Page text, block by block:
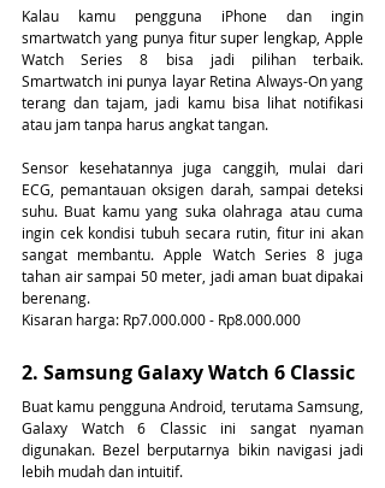
Kalau kamu pengguna iPhone dan ingin
smartwatch yang punya fitur super lengkap, Apple
Watch Series 8 bisa jadi pilihan terbaik.
Smartwatch ini punya layar Retina Always-On yang
terang dan tajam, jadi kamu bisa lihat notifikasi
atau jam tanpa harus angkat tangan.
Sensor kesehatannya juga canggih, mulai dari
ECG, pemantauan oksigen darah, sampai deteksi
suhu. Buat kamu yang suka olahraga atau cuma
ingin cek kondisi tubuh secara rutin, fitur ini akan
sangat membantu. Apple Watch Series 8 juga
tahan air sampai 50 meter, jadi aman buat dipakai
berenang.
Kisaran harga: Rp7.000.000 - Rp8.000.000
2. Samsung Galaxy Watch 6 Classic
Buat kamu pengguna Android, terutama Samsung,
Galaxy Watch 6 Classic ini sangat nyaman
digunakan. Bezel berputarnya bikin navigasi jadi
lebih mudah dan intuitif.